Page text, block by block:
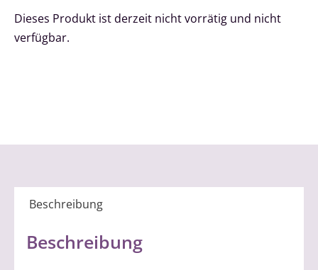
Dieses Produkt ist derzeit nicht vorrätig und nicht
verfügbar.
Beschreibung
Beschreibung